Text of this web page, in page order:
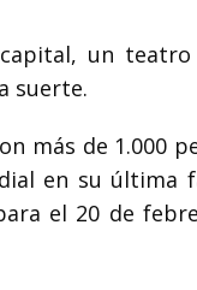
un
suerte.
más de 1.000
en su última
el 20 de